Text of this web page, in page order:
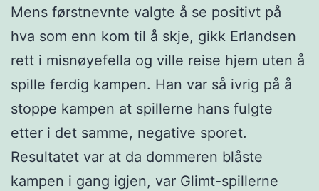
Mens førstnevnte valgte å se positivt på
hva som enn kom til å skje, gikk Erlandsen
rett i misnøyefella og ville reise hjem uten å
spille ferdig kampen. Han var så ivrig på å
stoppe kampen at spillerne hans fulgte
etter i det samme, negative sporet.
Resultatet var at da dommeren blåste
kampen i gang igjen, var Glimt-spillerne